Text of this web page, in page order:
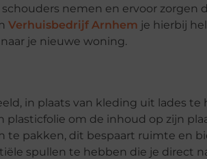
nemen en ervoor zorgen
Verhuisbedrijf Arnhem je hierbij
je nieuwe woning.
in plaats van kleding uit lades te
plasticfolie om de inhoud op zijn
te pakken, dit bespaart ruimte en
spullen te hebben die je direct